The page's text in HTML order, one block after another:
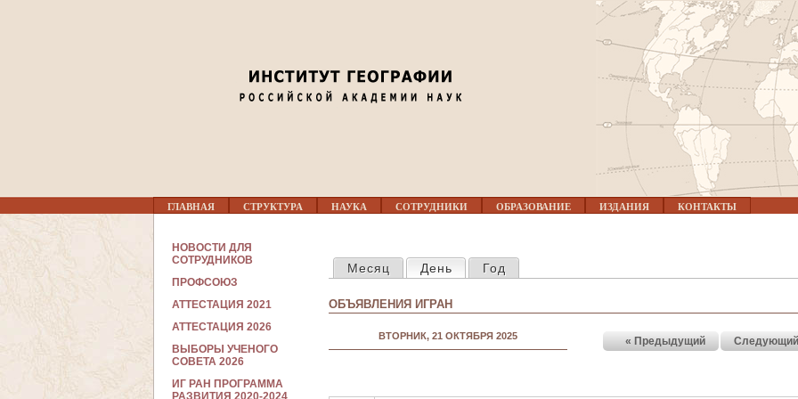
Jump to navigation
Л
ГЛАВНАЯ СТРУКТУРА НАУКА СОТРУДНИКИ ОБРАЗОВАНИЕ ИЗДАНИЯ КОНТАКТЫ
ГЛАВНЫЕ ВКЛАДКИ
Месяц День (активная вкладка)
Год
ОБЪЯВЛЕНИЯ ИГРАН
ВТОРНИК, 21 ОКТЯБРЯ 2025 « Предыдущий
02
05
М
НОВОСТИ ДЛЯ
СОТРУДНИКОВ
ПРОФСОЮЗ
АТТЕСТАЦИЯ 2021
АТТЕСТАЦИЯ 2026
ВЫБОРЫ УЧЕНОГО
СОВЕТА 2026
ИГ РАН ПРОГРАММА
РАЗВИТИЯ 2020-2024